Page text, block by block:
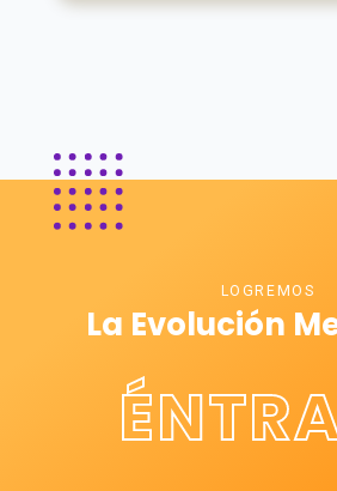
LOGREMOS
La Evolución